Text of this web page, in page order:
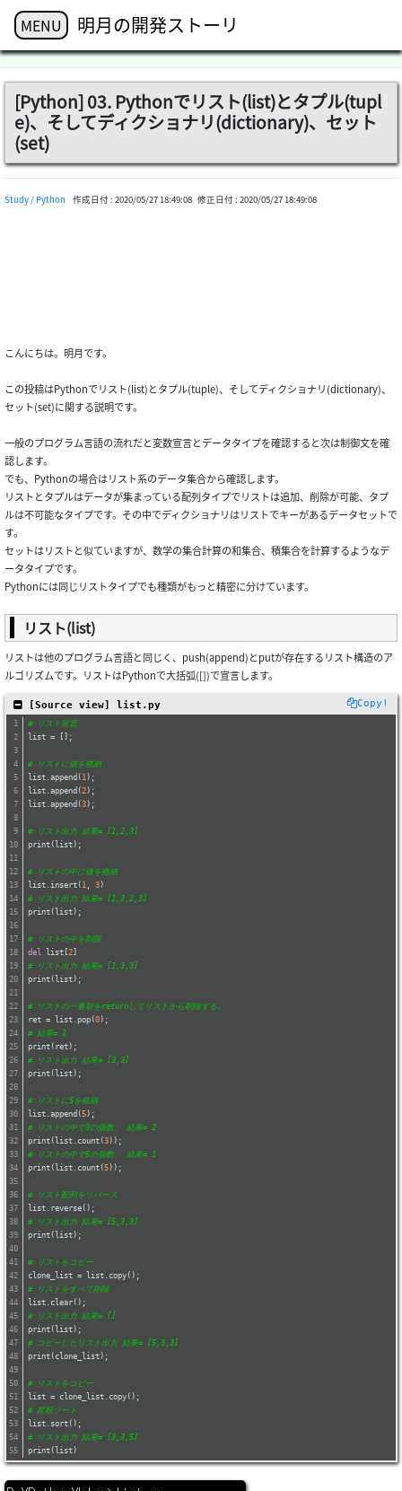
MENU 明月の開発ストーリ
[Python] 03. Pythonでリスト(list)とタプル(tupl
e)、そしてディクショナリ(dictionary)、セット
(set)
Study / Python 作成日付 : 2020/05/27 18:49:08 修正日付 : 2020/05/27 18:49:08
こんにちは。明月です。
この投稿はPythonでリスト(list)とタプル(tuple)、そしてディクショナリ(dictionary)、
セット(set)に関する説明です。
一般のプログラム言語の流れだと変数宣言とデータタイプを確認すると次は制御文を確
認します。
でも、Pythonの場合はリスト系のデータ集合から確認します。
リストとタプルはデータが集まっている配列タイプでリストは追加、削除が可能、タプ
ルは不可能なタイプです。その中でディクショナリはリストでキーがあるデータセットで
す。
セットはリストと似ていますが、数学の集合計算の和集合、積集合を計算するようなデ
ータタイプです。
Pythonには同じリストタイプでも種類がもっと精密に分けています。
リスト(list)
リストは他のプログラム言語と同じく、push(append)とputが存在するリスト構造のア
ルゴリズムです。リストはPythonで大括弧([])で宣言します。
Copy!
[Source view] list.py
# リスト宣言
list = [];
# リストに値を格納
list.append( 1);
list.append(2);
list.append(3);
# リスト出力 結果= [1,2,3]
print(list);
# リストの中に値を格納
list.insert( 1 , 3)
# リスト出力 結果= [1,3,2,3]
print(list);
# リストの中を削除
del list[2]
# リスト出力 結果= [1,3,3]
print(list);
# リストの一番前をreturnしてリストから削除する。
ret = list.pop(0);
# 結果= 1
print(ret);
# リスト出力 結果= [3,3]
print(list);
# リストに5を格納
list.append(5);
# リストの中で3の個数、 結果= 2
print(list.count(3));
# リストの中で5の個数、 結果= 1
print(list.count(5));
# リスト配列をリバース
list.reverse();
# リスト出力 結果= [5,3,3]
print(list);
# リストをコピー
clone_list = list.copy();
# リストをすべて削除
list.clear();
print(list);
# コピーしたリスト出力 結果= [5,3,3]
print(clone_list);
# リストをコピー
list = clone_list.copy();
# 昇順ソート
list.sort();
# リスト出力 結果= [3,3,5]
print(list)